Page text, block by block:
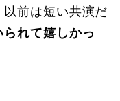
以前は短い共演だ
れて嬉しかっ